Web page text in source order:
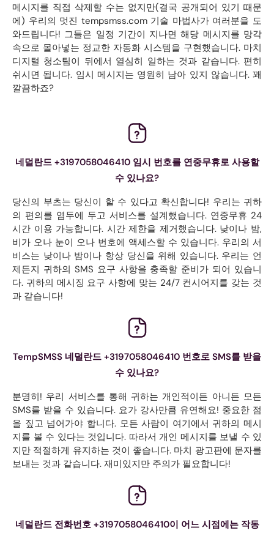
메시지를 직접 삭제할 수는 없지만(결국 공개되어 있기 때문
에) 우리의 멋진 tempsmss.com 기술 마법사가 여러분을 도
와드립니다! 그들은 일정 기간이 지나면 해당 메시지를 망각
속으로 몰아넣는 정교한 자동화 시스템을 구현했습니다. 마치
디지털 청소팀이 뒤에서 열심히 일하는 것과 같습니다. 편히
쉬시면 됩니다. 임시 메시지는 영원히 남아 있지 않습니다. 꽤
깔끔하죠?
네덜란드 +3197058046410 임시 번호를 연중무휴로 사용할
수 있나요?
당신의 부츠는 당신이 할 수 있다고 확신합니다! 우리는 귀하
의 편의를 염두에 두고 서비스를 설계했습니다. 연중무휴 24
시간 이용 가능합니다. 시간 제한을 제거했습니다. 낮이나 밤,
비가 오나 눈이 오나 번호에 액세스할 수 있습니다. 우리의 서
비스는 낮이나 밤이나 항상 당신을 위해 있습니다. 우리는 언
제든지 귀하의 SMS 요구 사항을 충족할 준비가 되어 있습니
다. 귀하의 메시징 요구 사항에 맞는 24/7 컨시어지를 갖는 것
과 같습니다!
TempSMSS 네덜란드 +3197058046410 번호로 SMS를 받을
수 있나요?
분명히! 우리 서비스를 통해 귀하는 개인적이든 아니든 모든
SMS를 받을 수 있습니다. 요가 강사만큼 유연해요! 중요한 점
을 짚고 넘어가야 합니다. 모든 사람이 여기에서 귀하의 메시
지를 볼 수 있다는 것입니다. 따라서 개인 메시지를 보낼 수 있
지만 적절하게 유지하는 것이 좋습니다. 마치 광고판에 문자를
보내는 것과 같습니다. 재미있지만 주의가 필요합니다!
네덜란드 전화번호 +3197058046410이 어느 시점에는 작동